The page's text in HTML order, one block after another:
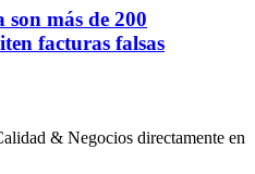
son más de 200
facturas falsas
& Negocios directamente en